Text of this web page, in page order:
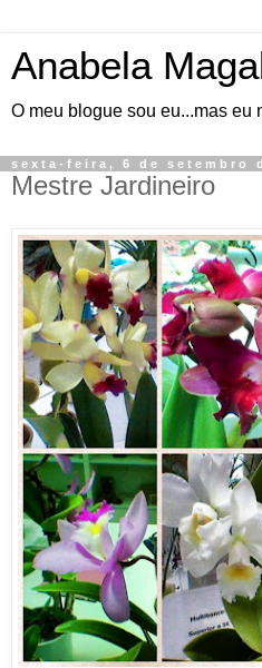
Anabela
O meu blogue sou eu...mas eu
sexta-feira, 6 de setembro
Mestre Jardineiro